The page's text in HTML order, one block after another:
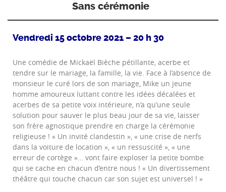
Sans cérémonie
Vendredi 15 octobre 2021 – 20 h 30
Une comédie de Mickaël Bièche pétillante, acerbe et
tendre sur le mariage, la famille, la vie. Face à l’absence de
monsieur le curé lors de son mariage, Mike un jeune
homme amoureux luttant contre les idées décalées et
acerbes de sa petite voix intérieure, n’a qu’une seule
solution pour sauver le plus beau jour de sa vie, laisser
son frère agnostique prendre en charge la cérémonie
religieuse ! « Un invité clandestin », « une crise de nerfs
dans la voiture de location », « un ressuscité », « une
erreur de cortège »… vont faire exploser la petite bombe
qui se cache en chacun d’entre nous ! « Un divertissement
théâtre qui touche chacun car son sujet est universel ! »